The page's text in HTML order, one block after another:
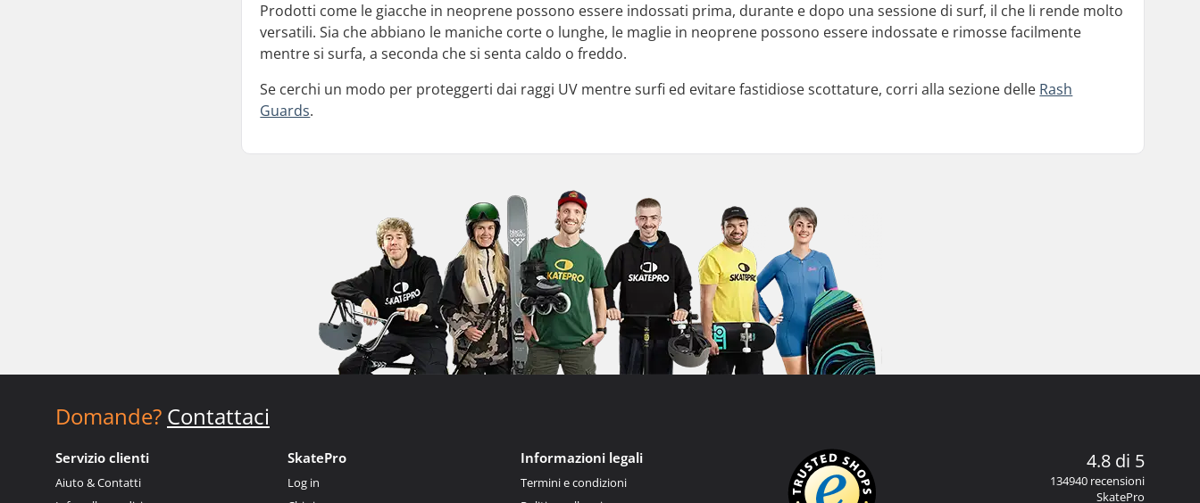
Prodotti come le giacche in neoprene possono essere indossati prima, durante e dopo una sessione di surf, il che li rende molto
versatili. Sia che abbiano le maniche corte o lunghe, le maglie in neoprene possono essere indossate e rimosse facilmente
mentre si surfa, a seconda che si senta caldo o freddo.
Se cerchi un modo per proteggerti dai raggi UV mentre surfi ed evitare fastidiose scottature, corri alla sezione delle Rash
Guards.
Domande? Contattaci
Servizio clienti
Aiuto & Contatti
SkatePro
Log in
Informazioni legali
Termini e condizioni
4.8 di 5
134940 recensioni
SkatePro